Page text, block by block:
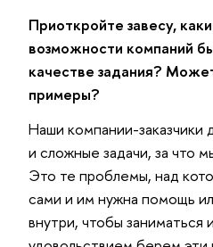
Приоткройте завесу,
возможности компаний
качестве задания?
примеры?
Наши компании-заказчики
и сложные задачи, за что
Это те проблемы, над
сами и им нужна помощь
внутри, чтобы